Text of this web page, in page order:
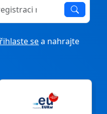
nebo převodu
sea nahrajte